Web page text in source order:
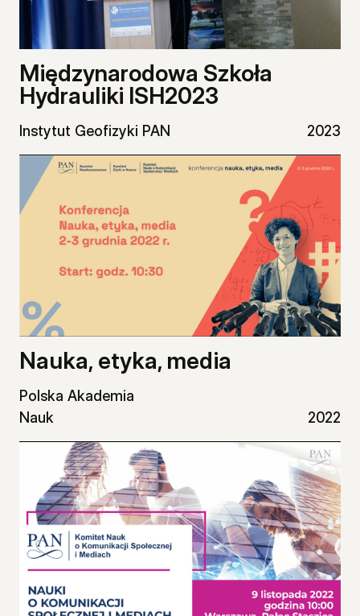
Międzynarodowa Szkoła
Hydrauliki ISH2023
Instytut Geofizyki PAN 2023
Nauka, etyka, media
Polska Akademia
Nauk
2022